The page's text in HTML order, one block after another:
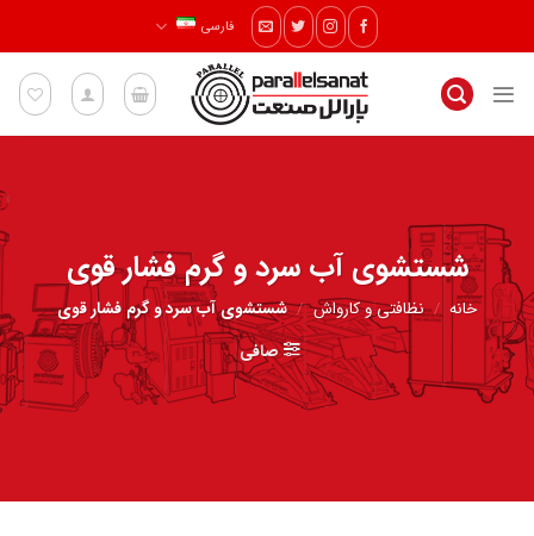
فارسی
شستشوی آب سرد و گرم فشار قوی
خانه / نظافتی و کارواش /شستشوی آب سرد و گرم فشار قوی
صافی